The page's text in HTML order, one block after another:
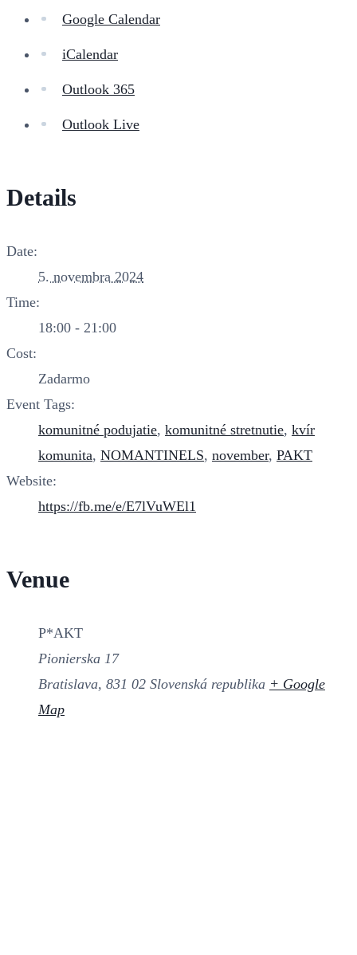
Google Calendar
iCalendar
Outlook 365
Outlook Live
Details
Date:
5. novembra 2024
Time:
18:00 - 21:00
Cost:
Zadarmo
Event Tags:
komunitné podujatie, komunitné stretnutie, kvír
komunita, NOMANTINELS, november, PAKT
Website:
https://fb.me/e/E7lVuWEl1
Venue
P*AKT
Pionierska 17
Bratislava, 831 02 Slovenská republika + Google
Map